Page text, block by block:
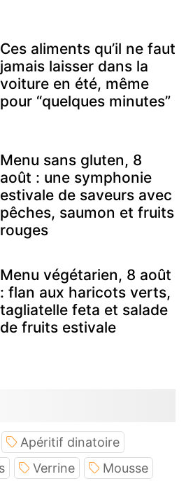
Ces aliments qu’il ne faut
jamais laisser dans la
voiture en été, même
pour “quelques minutes”
Menu sans gluten, 8
août : une symphonie
estivale de saveurs avec
pêches, saumon et fruits
rouges
Menu végétarien, 8 août
: flan aux haricots verts,
tagliatelle feta et salade
de fruits estivale
Apéritif dinatoire
Verrine
Mousse